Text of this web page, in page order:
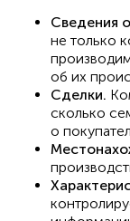
Сведения
не только
об их
Сделки.
сколько
о